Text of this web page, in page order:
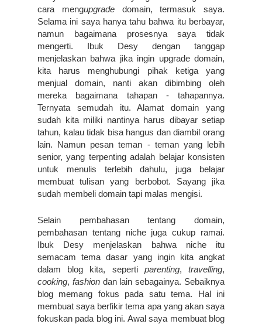
cara mengupgrade domain, termasuk saya.
Selama ini saya hanya tahu bahwa itu berbayar,
namun bagaimana prosesnya saya tidak
mengerti. Ibuk Desy dengan tanggap
menjelaskan bahwa jika ingin upgrade domain,
kita harus menghubungi pihak ketiga yang
menjual domain, nanti akan dibimbing oleh
mereka bagaimana tahapan - tahapannya.
Ternyata semudah itu. Alamat domain yang
sudah kita miliki nantinya harus dibayar setiap
tahun, kalau tidak bisa hangus dan diambil orang
lain. Namun pesan teman - teman yang lebih
senior, yang terpenting adalah belajar konsisten
untuk menulis terlebih dahulu, juga belajar
membuat tulisan yang berbobot. Sayang jika
sudah membeli domain tapi malas mengisi.
Selain pembahasan tentang domain,
pembahasan tentang niche juga cukup ramai.
Ibuk Desy menjelaskan bahwa niche itu
semacam tema dasar yang ingin kita angkat
dalam blog kita, seperti parenting, travelling
cooking, fashion dan lain sebagainya. Sebaiknya
blog memang fokus pada satu tema. Hal ini
membuat saya berfikir tema apa yang akan saya
fokuskan pada blog ini. Awal saya membuat blog